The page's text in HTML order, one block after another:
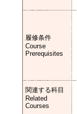
履修条件
Course
Prerequisites
関連する科目
Related
Courses